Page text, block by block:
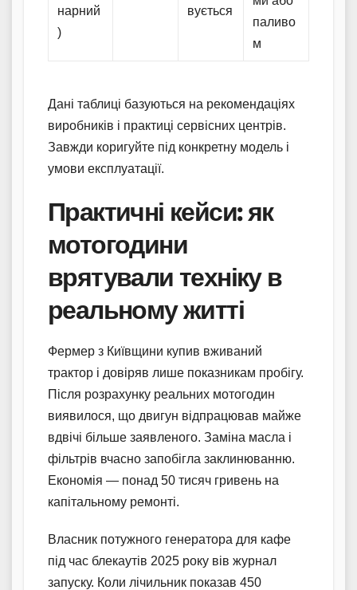
нарний
)
вується
паливо
м
Дані таблиці базуються на рекомендаціях
виробників і практиці сервісних центрів.
Завжди коригуйте під конкретну модель і
умови експлуатації.
Практичні кейси: як
мотогодини
врятували техніку в
реальному житті
Фермер з Київщини купив вживаний
трактор і довіряв лише показникам пробігу.
Після розрахунку реальних мотогодин
виявилося, що двигун відпрацював майже
вдвічі більше заявленого. Заміна масла і
фільтрів вчасно запобігла заклинюванню.
Економія — понад 50 тисяч гривень на
капітальному ремонті.
Власник потужного генератора для кафе
під час блекаутів 2025 року вів журнал
запуску. Коли лічильник показав 450